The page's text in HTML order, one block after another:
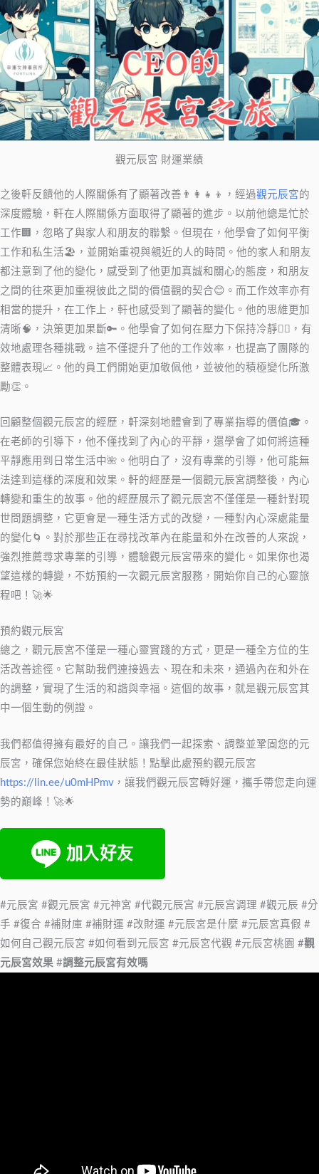
觀元辰宮 財運業績
之後軒反饋他的人際關係有了顯著改善👨‍👩‍👧‍👦，經過觀元辰宮的
深度體驗，軒在人際關係方面取得了顯著的進步。以前他總是忙於
工作🏢，忽略了與家人和朋友的聯繫。但現在，他學會了如何平衡
工作和私生活🏖️，並開始重視與親近的人的時間。他的家人和朋友
都注意到了他的變化，感受到了他更加真誠和關心的態度，和朋友
之間的往來更加重視彼此之間的價值觀的契合😊。而工作效率亦有
相當的提升，在工作上，軒也感受到了顯著的變化。他的思維更加
清晰🧠，決策更加果斷🔑。他學會了如何在壓力下保持冷靜🧘‍♂️，有
效地處理各種挑戰。這不僅提升了他的工作效率，也提高了團隊的
整體表現📈。他的員工們開始更加敬佩他，並被他的積極變化所激
勵👏。
回顧整個觀元辰宮的經歷，軒深刻地體會到了專業指導的價值🎓。
在老師的引導下，他不僅找到了內心的平靜，還學會了如何將這種
平靜應用到日常生活中🌺。他明白了，沒有專業的引導，他可能無
法達到這樣的深度和效果。軒的經歷是一個觀元辰宮調整後，內心
轉變和重生的故事。他的經歷展示了觀元辰宮不僅僅是一種針對現
世問題調整，它更會是一種生活方式的改變，一種對內心深處能量
的變化🌀。對於那些正在尋找改革內在能量和外在改善的人來說，
強烈推薦尋求專業的引導，體驗觀元辰宮帶來的變化。如果你也渴
望這樣的轉變，不妨預約一次觀元辰宮服務，開始你自己的心靈旅
程吧！🚀🌟
預約觀元辰宮
總之，觀元辰宮不僅是一種心靈實踐的方式，更是一種全方位的生
活改善途徑。它幫助我們連接過去、現在和未來，通過內在和外在
的調整，實現了生活的和諧與幸福。這個的故事，就是觀元辰宮其
中一個生動的例證。
我們都值得擁有最好的自己。讓我們一起探索、調整並鞏固您的元
辰宮，確保您始終在最佳狀態！點擊此處預約觀元辰宮
https://lin.ee/u0mHPmv ，讓我們觀元辰宮轉好運，攜手帶您走向運
勢的巔峰！🚀🌟
#元辰宮 #觀元辰宮 #元神宮 #代觀元辰宫 #元辰宫调理 #觀元辰 #分
手 #復合 #補財庫 #補財運 #改財運 #元辰宮是什麼 #元辰宮真假 #
如何自己觀元辰宮 #如何看到元辰宮 #元辰宮代觀 #元辰宮桃園 #觀
元辰宮效果 #調整元辰宮有效嗎